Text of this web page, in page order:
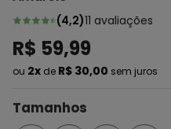
(4,2)11 avaliações
R$ 59,99
ou 2x de R$ 30,00 sem juros
Tamanhos